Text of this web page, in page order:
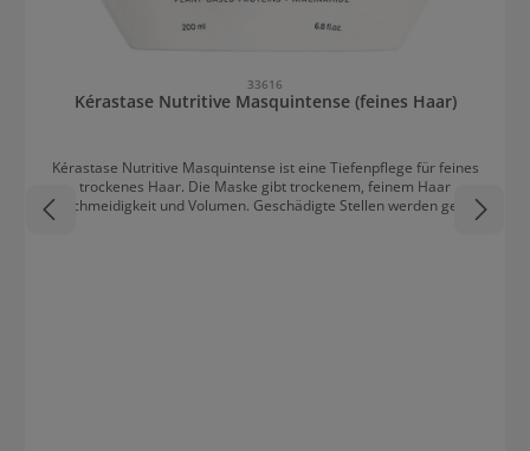
33616
Kérastase Nutritive Masquintense (feines Haar)
Kérastase Nutritive Masquintense ist eine Tiefenpflege für feines
trockenes Haar. Die Maske gibt trockenem, feinem Haar
Geschmeidigkeit und Volumen. Geschädigte Stellen werden gezielt